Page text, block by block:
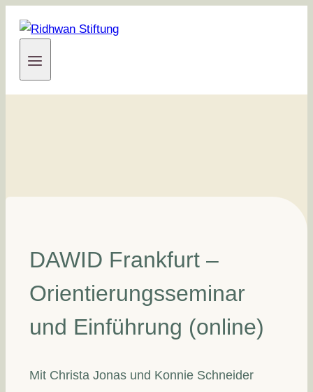
Inhalt
DAWID Frankfurt –
Orientierungsseminar
und Einführung (online)
Mit Christa Jonas und Konnie Schneider